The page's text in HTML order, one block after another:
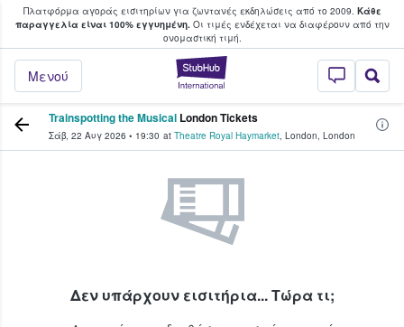
Πλατφόρμα αγοράς εισιτηρίων για ζωντανές εκδηλώσεις από το 2009. Κάθε
παραγγελία είναι 100% εγγυημένη.Οι τιμές ενδέχεται να διαφέρουν από την
oνομαστική τιμή.
StubHub - Όπου
Μενού
φαν αγοράζουν και πουλούν
Trainspotting the Musical London Tickets
Σάβ, 22 Αυγ 2026 • 19:30 at Theatre Royal Haymarket, London, London
Δεν υπάρχουν εισιτήρια... Τώρα τι;